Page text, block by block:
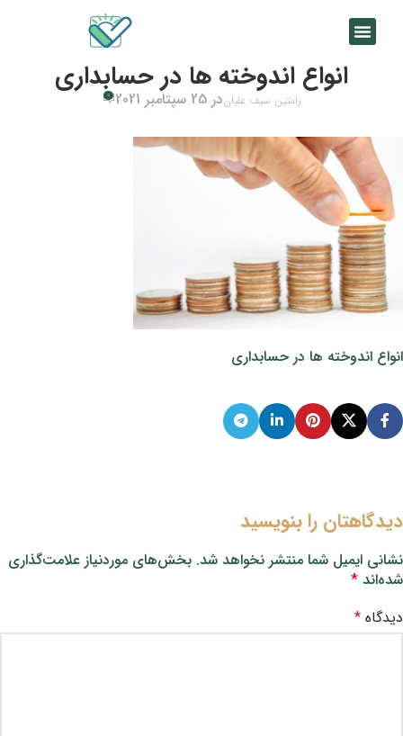
انواع اندوخته ها در حسابداری
رامتین سیف علیاندر 25 سپتامبر 2021 0
انواع اندوخته ها در حسابداری
دیدگاهتان را بنویسید
نشانی ایمیل شما منتشر نخواهد شد. بخش‌های موردنیاز علامت‌گذاری
شده‌اند *
دیدگاه *